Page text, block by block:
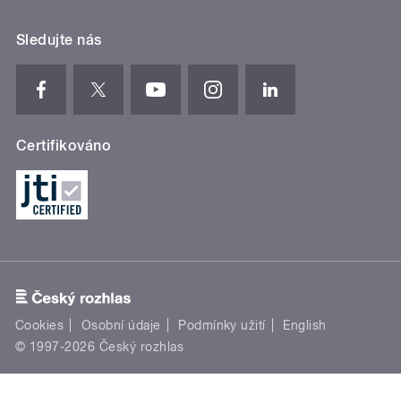
Sledujte nás
Certifikováno
Cookies Osobní údaje Podmínky užití
English
© 1997-2026 Český rozhlas